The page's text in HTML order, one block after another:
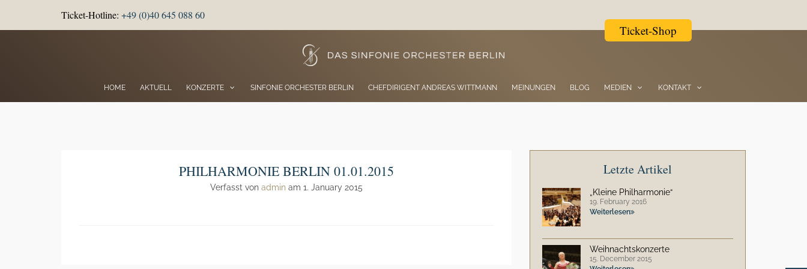
Ticket-Hotline: +49 (0)40 645 088 60
Ticket-Shop
HOME AKTUELL KONZERTE SINFONIE ORCHESTER BERLIN CHEFDIRIGENT ANDREAS WITTMANN MEINUNGEN BLOG MEDIEN KONTAKT
PHILHARMONIE BERLIN 01.01.2015
Verfasst von admin am 1. January 2015
Letzte Artikel
„Kleine Philharmonie“
19. February 2016
Weiterlesen
Weihnachtskonzerte
15. December 2015